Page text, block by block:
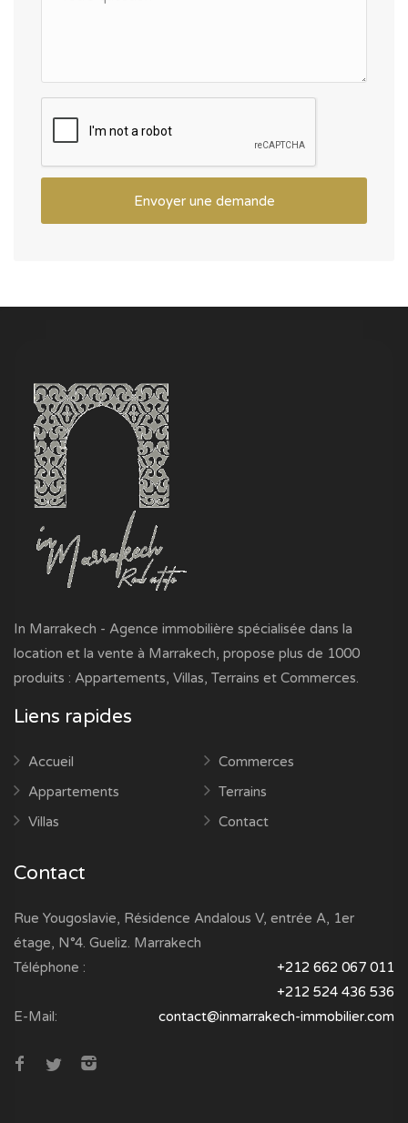
In Marrakech - Agence immobilière spécialisée dans la
location et la vente à Marrakech, propose plus de 1000
produits : Appartements, Villas, Terrains et Commerces.
Liens rapides
Accueil
Appartements
Villas
Commerces
Terrains
Contact
Contact
Rue Yougoslavie, Résidence Andalous V, entrée A, 1er
étage, N°4. Gueliz. Marrakech
Téléphone :
+212 662 067 011
+212 524 436 536
E-Mail:
contact@inmarrakech-immobilier.com